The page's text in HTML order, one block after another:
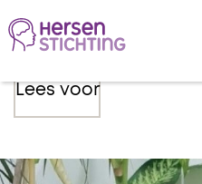
Lees voor